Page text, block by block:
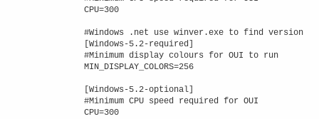
CPU=300
#Windows .net use winver.exe to find version
[Windows-5.2-required]
#Minimum display colours for OUI to run
MIN_DISPLAY_COLORS=256
[Windows-5.2-optional]
#Minimum CPU speed required for OUI
CPU=300